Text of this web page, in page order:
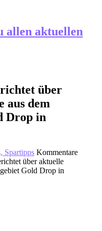
allen aktuellen
über
aus dem
Drop in
Spartipps Kommentare
über aktuelle
Gold Drop in